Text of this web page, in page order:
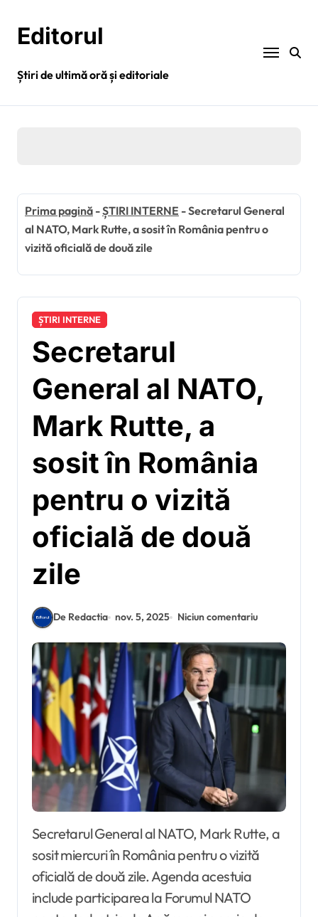
conținutEditorul
Știri de ultimă oră și editoriale
Prima pagină -ȘTIRI INTERNE -Secretarul General
al NATO, Mark Rutte, a sosit în România pentru o
vizită oficială de două zile
ȘTIRI INTERNE
Secretarul
General al NATO,
Mark Rutte, a
sosit în România
pentru o vizită
oficială de două
zile
De Redactia nov. 5, 2025 Niciun comentariu
Secretarul General al NATO, Mark Rutte, a
sosit miercuri în România pentru o vizită
oficială de două zile. Agenda acestuia
include participarea la Forumul NATO